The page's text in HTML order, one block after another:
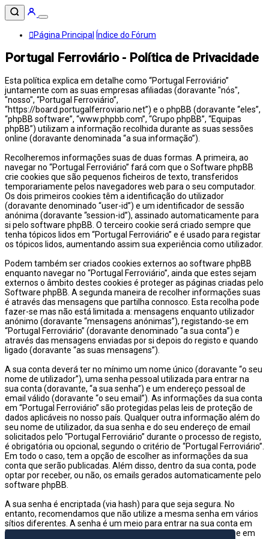
Página Principal Índice do Fórum
Portugal Ferroviário - Política de Privacidade
Esta política explica em detalhe como “Portugal Ferroviário”
juntamente com as suas empresas afiliadas (doravante "nós",
"nosso", “Portugal Ferroviário”,
“https://board.portugalferroviario.net”) e o phpBB (doravante “eles”,
“phpBB software”, “www.phpbb.com”, “Grupo phpBB”, “Equipas
phpBB”) utilizam a informação recolhida durante as suas sessões
online (doravante denominada “a sua informação”).
Recolheremos informações suas de duas formas. A primeira, ao
navegar no “Portugal Ferroviário” fará com que o Software phpBB
crie cookies que são pequenos ficheiros de texto, transferidos
temporariamente pelos navegadores web para o seu computador.
Os dois primeiros cookies têm a identificação do utilizador
(doravante denominado “user-id”) e um identificador de sessão
anónima (doravante “session-id”), assinado automaticamente para
si pelo software phpBB. O terceiro cookie será criado sempre que
tenha tópicos lidos em “Portugal Ferroviário” e é usado para registar
os tópicos lidos, aumentando assim sua experiência como utilizador.
Podem também ser criados cookies externos ao software phpBB
enquanto navegar no “Portugal Ferroviário”, ainda que estes sejam
externos o âmbito destes cookies é proteger as páginas criadas pelo
Software phpBB. A segunda maneira de recolher informações suas
é através das mensagens que partilha connosco. Esta recolha pode
fazer-se mas não está limitada a: mensagens enquanto utilizador
anónimo (doravante “mensagens anónimas”), registando-se em
“Portugal Ferroviário” (doravante denominado “a sua conta”) e
através das mensagens enviadas por si depois do registo e quando
ligado (doravante “as suas mensagens”).
A sua conta deverá ter no mínimo um nome único (doravante “o seu
nome de utilizador”), uma senha pessoal utilizada para entrar na
sua conta (doravante, “a sua senha”) e um endereço pessoal de
email válido (doravante “o seu email”). As informações da sua conta
em “Portugal Ferroviário” são protegidas pelas leis de proteção de
dados aplicáveis no nosso país. Qualquer outra informação além do
seu nome de utilizador, da sua senha e do seu endereço de email
solicitados pelo “Portugal Ferroviário” durante o processo de registo,
é obrigatória ou opcional, segundo o critério de “Portugal Ferroviário”.
Em todo o caso, tem a opção de escolher as informações da sua
conta que serão publicadas. Além disso, dentro da sua conta, pode
optar por receber, ou não, os emails gerados automaticamente pelo
software phpBB.
A sua senha é encriptada (via hash) para que seja segura. No
entanto, recomendamos que não utilize a mesma senha em vários
sítios diferentes. A senha é um meio para entrar na sua conta em
“Portugal Ferroviário”, então por favor guarde-a com cuidado e em